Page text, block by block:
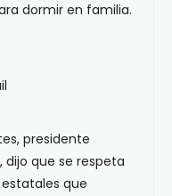
dormir en familia.
presidente
que se respeta
que